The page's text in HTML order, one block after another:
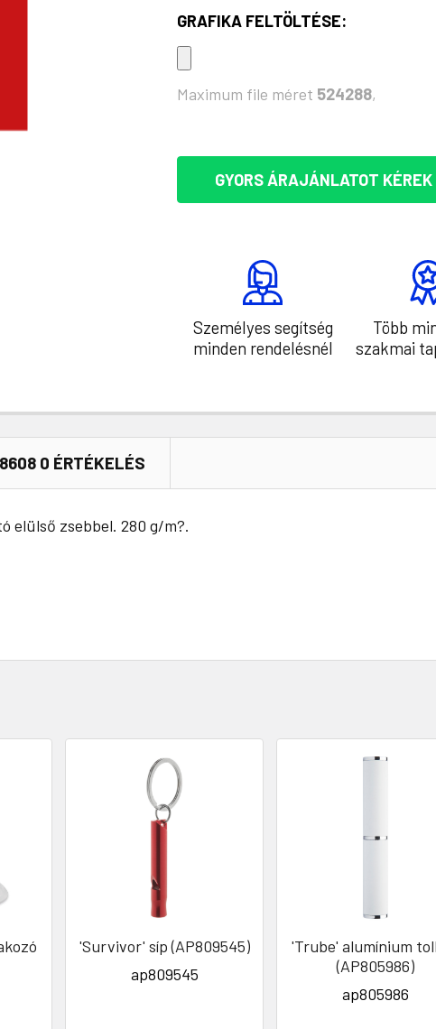
GRAFIKA FELTÖLTÉSE:
Maximum file méret 524288,
KÉSZLET:
GYORS ÁRAJÁNLATOT
Személyes segítség
minden rendelésnél
Több
szakmai
0 ÉRTÉKELÉS
elülső zsebbel. 280 g/m?.
'Survivor' síp (AP809545)
ap809545
'Trube' alumínium
(AP805986)
ap805986